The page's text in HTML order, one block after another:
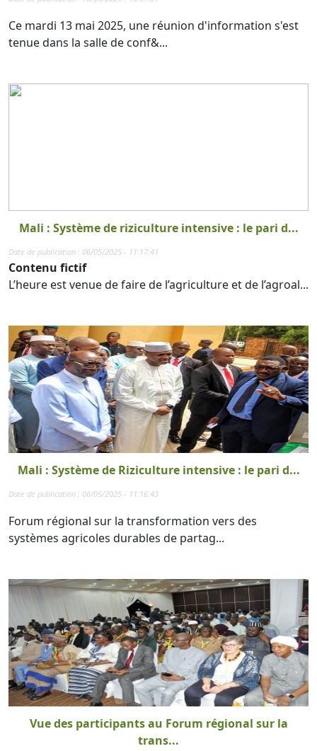
Ce mardi 13 mai 2025, une réunion d'information s'est
tenue dans la salle de conf&...
Mali : Système de riziculture intensive : le pari d...
Date de publication : 06/05/2025 - 11:17:41
Contenu fictif
L’heure est venue de faire de l’agriculture et de l’agroal...
Mali : Système de Riziculture intensive : le pari d...
Date de publication : 06/05/2025 - 11:16:43
Forum régional sur la transformation vers des
systèmes agricoles durables de partag...
Vue des participants au Forum régional sur la
trans...